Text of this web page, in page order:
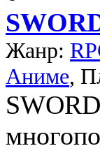
Жанр:
Аниме,